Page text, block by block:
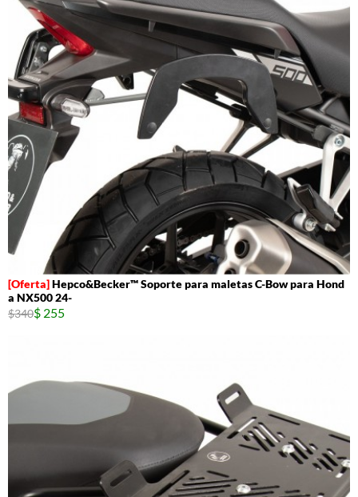
Hepco&Becker™ Soporte para maletas C-Bow para Hond
a NX500 24-
$340$ 255